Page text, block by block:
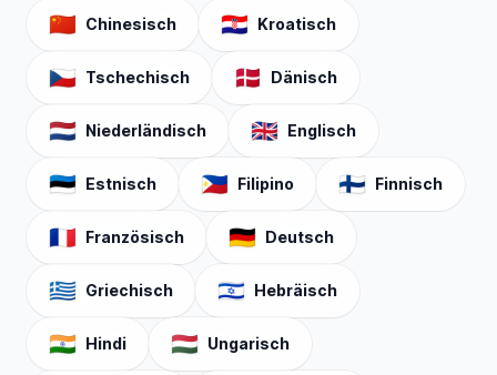
🇨🇳 Chinesisch 🇭🇷 Kroatisch
🇨🇿 Tschechisch 🇩🇰 Dänisch
🇳🇱 Niederländisch 🇬🇧 Englisch
🇪🇪 Estnisch 🇵🇭 Filipino 🇫🇮 Finnisch
🇫🇷 Französisch 🇩🇪 Deutsch
🇬🇷 Griechisch 🇮🇱 Hebräisch
🇮🇳 Hindi 🇭🇺 Ungarisch